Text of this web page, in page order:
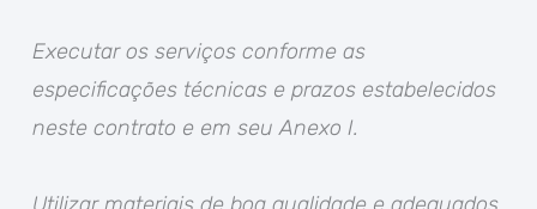
Executar os serviços conforme as
especificações técnicas e prazos estabelecidos
neste contrato e em seu Anexo I.